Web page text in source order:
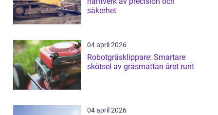
säkerhet
04 april 2026
Robotgräsklippare: Smartare
skötsel av gräsmattan året runt
04 april 2026